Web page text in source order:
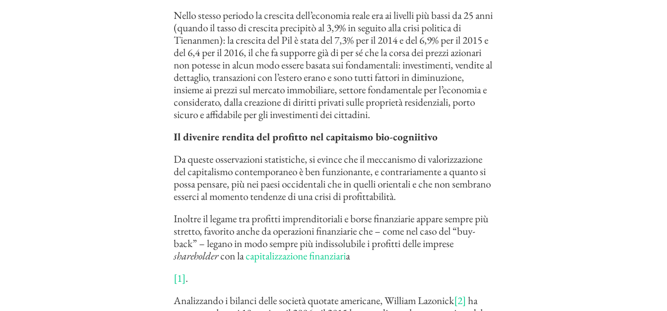
Nello stesso periodo la crescita dell’economia reale era ai livelli più bassi da 25 anni
(quando il tasso di crescita precipitò al 3,9% in seguito alla crisi politica di
Tienanmen): la crescita del Pil è stata del 7,3% per il 2014 e del 6,9% per il 2015 e
del 6,4 per il 2016, il che fa supporre già di per sé che la corsa dei prezzi azionari
non potesse in alcun modo essere basata sui fondamentali: investimenti, vendite al
dettaglio, transazioni con l’estero erano e sono tutti fattori in diminuzione,
insieme ai prezzi sul mercato immobiliare, settore fondamentale per l’economia e
considerato, dalla creazione di diritti privati sulle proprietà residenziali, porto
sicuro e affidabile per gli investimenti dei cittadini.
Il divenire rendita del profitto nel capitaismo bio-cogniitivo
Da queste osservazioni statistiche, si evince che il meccanismo di valorizzazione
del capitalismo contemporaneo è ben funzionante, e contrariamente a quanto si
possa pensare, più nei paesi occidentali che in quelli orientali e che non sembrano
esserci al momento tendenze di una crisi di profittabilità.
Inoltre il legame tra profitti imprenditoriali e borse finanziarie appare sempre più
stretto, favorito anche da operazioni finanziarie che – come nel caso del “buy-
back” – legano in modo sempre più indissolubile i profitti delle imprese
shareholdercon lacapitalizzazione finanziaria
[1].
Analizzando i bilanci delle società quotate americane, William Lazonick[2] ha